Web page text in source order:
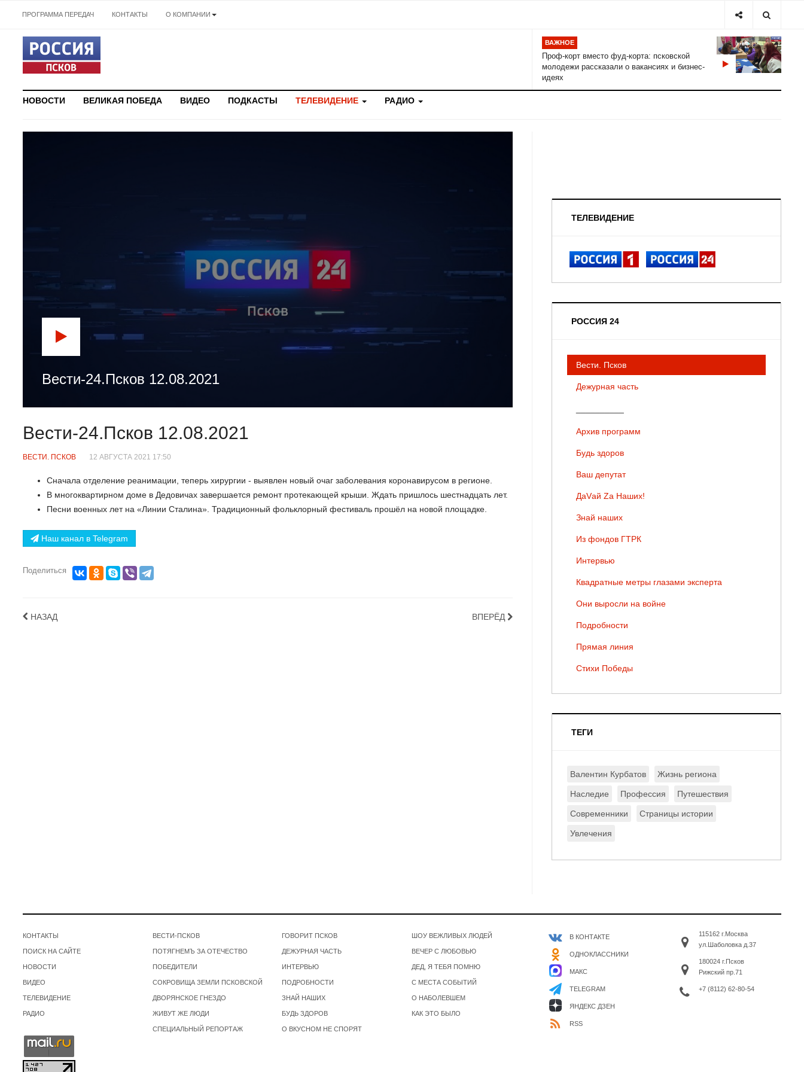
ПРОГРАММА ПЕРЕДАЧ КОНТАКТЫ О КОМПАНИИ
ВАЖНОЕ
Проф-корт вместо фуд-корта: псковской
молодежи рассказали о вакансиях и бизнес-
идеях
НОВОСТИ ВЕЛИКАЯ ПОБЕДА ВИДЕО ПОДКАСТЫ ТЕЛЕВИДЕНИЕ РАДИО
Вести-24.Псков 12.08.2021
Вести-24.Псков 12.08.2021
ВЕСТИ. ПСКОВ 12 АВГУСТА 2021 17:50
Сначала отделение реанимации, теперь хирургии - выявлен новый очаг заболевания коронавирусом в регионе.
В многоквартирном доме в Дедовичах завершается ремонт протекающей крыши. Ждать пришлось шестнадцать лет.
Песни военных лет на «Линии Сталина». Традиционный фольклорный фестиваль прошёл на новой площадке.
Наш канал в Telegram
Поделиться
НАЗАД ВПЕРЁД
ТЕЛЕВИДЕНИЕ
РОССИЯ 24
Вести. Псков
Дежурная часть
Архив программ
Будь здоров
Ваш депутат
ДаVай Zа Наших!
Знай наших
Из фондов ГТРК
Интервью
Квадратные метры глазами эксперта
Они выросли на войне
Подробности
Прямая линия
Стихи Победы
ТЕГИ
Валентин Курбатов Жизнь региона
Наследие Профессия Путешествия
Современники Страницы истории
Увлечения
КОНТАКТЫ
ПОИСК НА САЙТЕ
НОВОСТИ
ВИДЕО
ТЕЛЕВИДЕНИЕ
РАДИО
ВЕСТИ-ПСКОВ
ПОТЯГНЕМЪ ЗА ОТЕЧЕСТВО
ПОБЕДИТЕЛИ
СОКРОВИЩА ЗЕМЛИ ПСКОВСКОЙ
ДВОРЯНСКОЕ ГНЕЗДО
ЖИВУТ ЖЕ ЛЮДИ
СПЕЦИАЛЬНЫЙ РЕПОРТАЖ
ГОВОРИТ ПСКОВ
ДЕЖУРНАЯ ЧАСТЬ
ИНТЕРВЬЮ
ПОДРОБНОСТИ
ЗНАЙ НАШИХ
БУДЬ ЗДОРОВ
О ВКУСНОМ НЕ СПОРЯТ
ШОУ ВЕЖЛИВЫХ ЛЮДЕЙ
ВЕЧЕР С ЛЮБОВЬЮ
ДЕД, Я ТЕБЯ ПОМНЮ
С МЕСТА СОБЫТИЙ
О НАБОЛЕВШЕМ
КАК ЭТО БЫЛО
В КОНТАКТЕ
ОДНОКЛАССНИКИ
МАКС
TELEGRAM
ЯНДЕКС ДЗЕН
RSS
115162 г.Москва
ул.Шаболовка д.37
180024 г.Псков
Рижский пр.71
+7 (8112) 62-80-54